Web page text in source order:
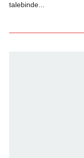
talebinde...